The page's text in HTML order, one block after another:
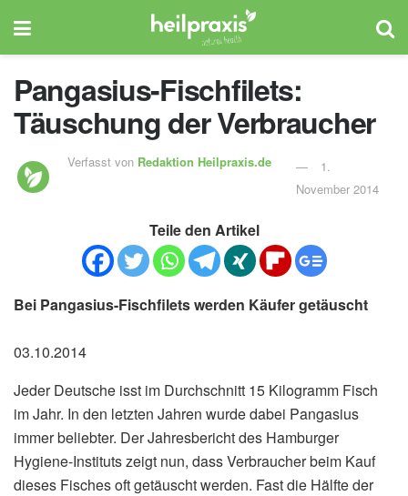
Pangasius-Fischfilets:
Täuschung der Verbraucher
Verfasst von Redaktion Heilpraxis.de
1.
November 2014
Teile den Artikel
Bei Pangasius-Fischfilets werden Käufer getäuscht
03.10.2014
Jeder Deutsche isst im Durchschnitt 15 Kilogramm Fisch
im Jahr. In den letzten Jahren wurde dabei Pangasius
immer beliebter. Der Jahresbericht des Hamburger
Hygiene-Instituts zeigt nun, dass Verbraucher beim Kauf
dieses Fisches oft getäuscht werden. Fast die Hälfte der